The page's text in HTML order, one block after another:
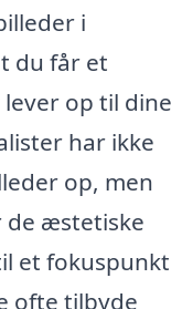
i
du får et
op til dine
har ikke
op, men
de æstetiske
et fokuspunkt
ofte tilbyde